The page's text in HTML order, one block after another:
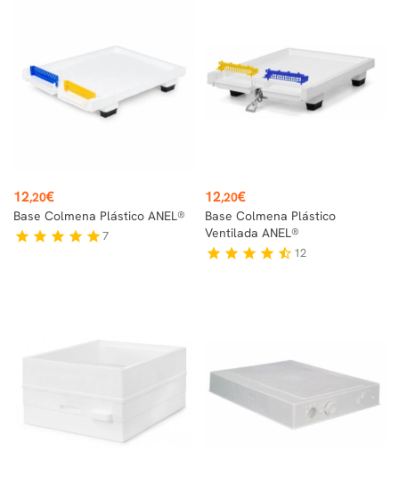
Precio
12,20€
Base Colmena Plástico ANEL®
star star star star star7
Precio
12,20€
Base Colmena Plástico
Ventilada ANEL®
star star star star star_half 12